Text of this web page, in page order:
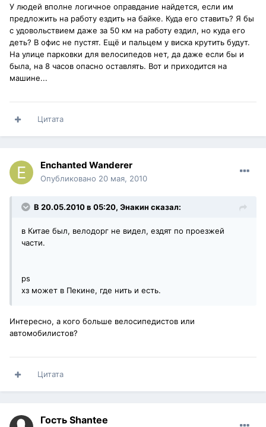
У людей вполне логичное оправдание найдется, если им
предложить на работу ездить на байке. Куда его ставить? Я бы
с удовольствием даже за 50 км на работу ездил, но куда его
деть? В офис не пустят. Ещё и пальцем у виска крутить будут.
На улице парковки для велосипедов нет, да даже если бы и
была, на 8 часов опасно оставлять. Вот и приходится на
машине...
Цитата
Enchanted Wanderer
Опубликовано 20 мая, 2010
В 20.05.2010 в 05:20, Энакин сказал:
в Китае был, велодорг не видел, ездят по проезжей
части.
ps
хз может в Пекине, где нить и есть.
Интересно, а кого больше велосипедистов или
автомобилистов?
Цитата
Гость Shantee